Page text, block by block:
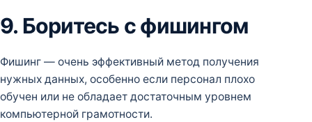
9. Боритесь с фишингом
Фишинг — очень эффективный метод получения
нужных данных, особенно если персонал плохо
обучен или не обладает достаточным уровнем
компьютерной грамотности.